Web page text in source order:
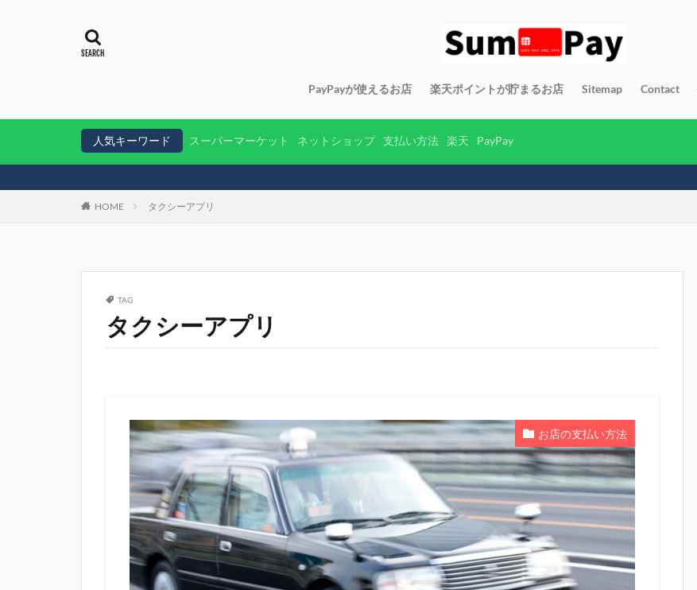
PayPayが使えるお店 楽天ポイントが貯まるお店 Sitemap Contact
人気キーワード スーパーマーケット ネットショップ 支払い方法 楽天 PayPay
HOME タクシーアプリ
TAG
タクシーアプリ
お店の支払い方法